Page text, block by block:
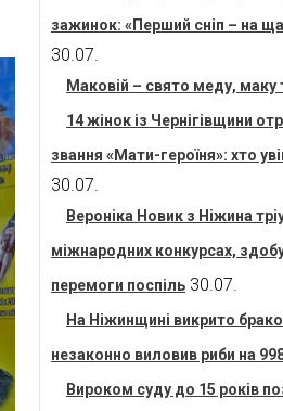
зажинок: «Перший сніп – на
30.07.
Маковій – свято меду, маку
14 жінок із Чернігівщини
звання «Мати-героїня»: хто
30.07.
Вероніка Новик з Ніжина
міжнародних конкурсах,
перемоги поспіль 30.07.
На Ніжинщині викрито
незаконно виловив риби на
Вироком суду до 15 років